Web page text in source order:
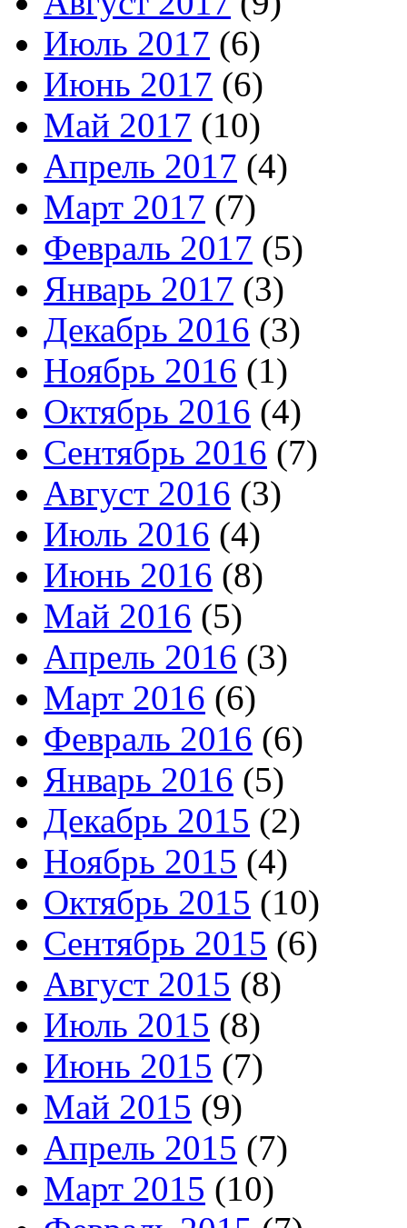
Июль 2017 (6)
Июнь 2017 (6)
Май 2017 (10)
Апрель 2017 (4)
Март 2017 (7)
Февраль 2017 (5)
Январь 2017 (3)
Декабрь 2016 (3)
Ноябрь 2016 (1)
Октябрь 2016 (4)
Сентябрь 2016 (7)
Август 2016 (3)
Июль 2016 (4)
Июнь 2016 (8)
Май 2016 (5)
Апрель 2016 (3)
Март 2016 (6)
Февраль 2016 (6)
Январь 2016 (5)
Декабрь 2015 (2)
Ноябрь 2015 (4)
Октябрь 2015 (10)
Сентябрь 2015 (6)
Август 2015 (8)
Июль 2015 (8)
Июнь 2015 (7)
Май 2015 (9)
Апрель 2015 (7)
Март 2015 (10)